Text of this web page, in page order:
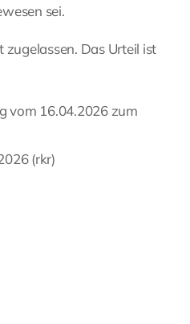
sei.
Das Urteil ist
vom 16.04.2026 zum
(rkr)